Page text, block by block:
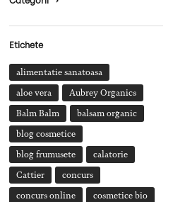
Etichete
alimentatie sanatoasa
aloe vera Aubrey Organics
Balm Balm balsam organic
blog cosmetice
blog frumusete calatorie
Cattier concurs
concurs online cosmetice bio